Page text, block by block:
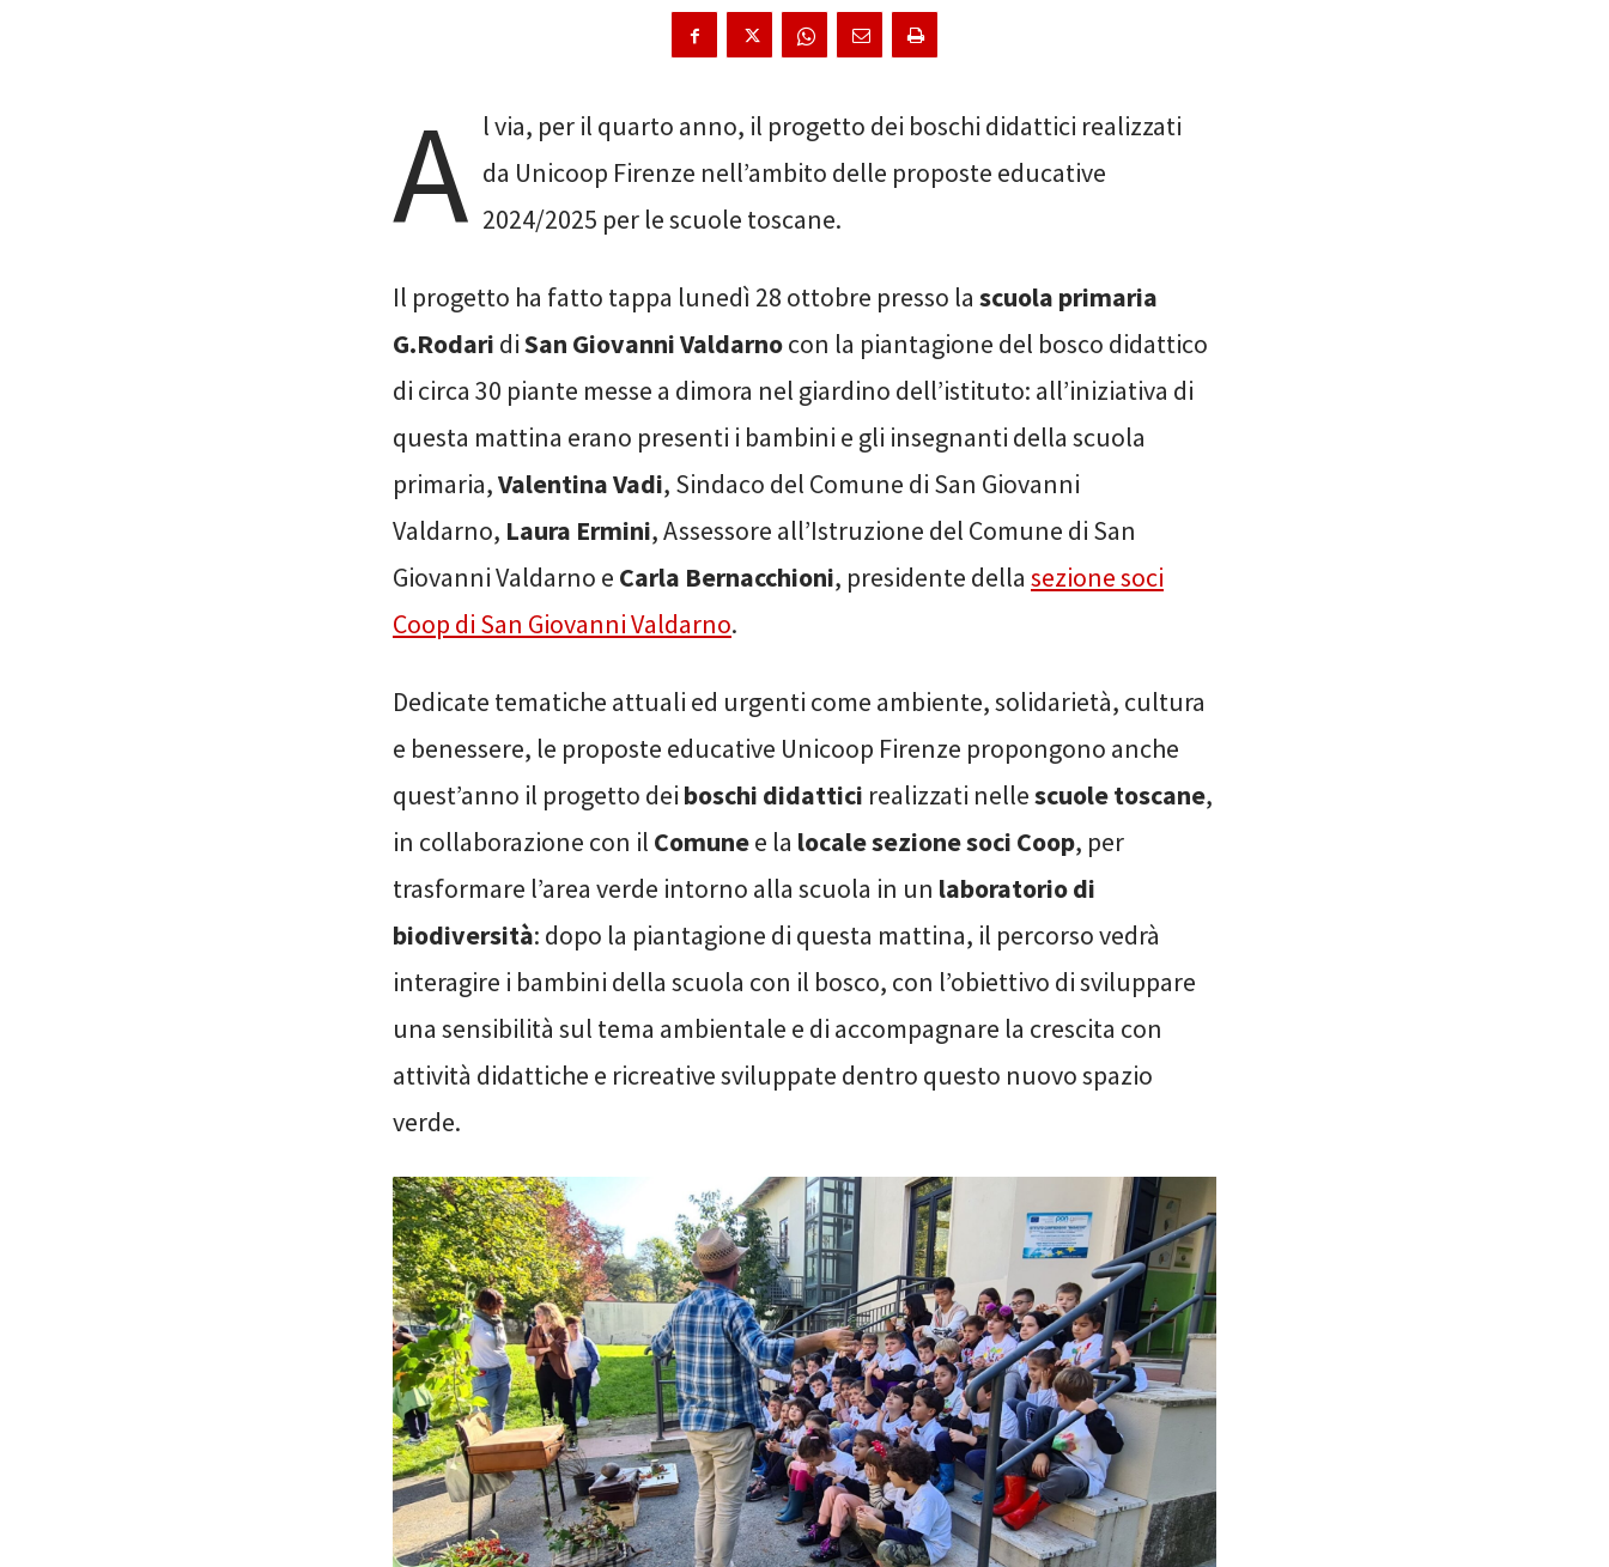
A l via, per il quarto anno, il progetto dei boschi didattici realizzati
da Unicoop Firenze nell’ambito delle proposte educative
2024/2025 per le scuole toscane.
Il progetto ha fatto tappa lunedì 28 ottobre presso la scuola primaria
G.Rodari diSan Giovanni Valdarnocon la piantagione del bosco didattico
di circa 30 piante messe a dimora nel giardino dell’istituto: all’iniziativa di
questa mattina erano presenti i bambini e gli insegnanti della scuola
primaria,Valentina Vadi, Sindaco del Comune di San Giovanni
Valdarno, Laura Ermini, Assessore all’Istruzione del Comune di San
Giovanni Valdarno e Carla Bernacchioni, presidente della sezione soci
Coop di San Giovanni Valdarno.
Dedicate tematiche attuali ed urgenti come ambiente, solidarietà, cultura
e benessere, le proposte educative Unicoop Firenze propongono anche
quest’anno il progetto dei boschi didattici realizzati nellescuole toscane,
in collaborazione con il Comunee la locale sezione soci Coop, per
trasformare l’area verde intorno alla scuola in un laboratorio di
biodiversità: dopo la piantagione di questa mattina, il percorso vedrà
interagire i bambini della scuola con il bosco, con l’obiettivo di sviluppare
una sensibilità sul tema ambientale e di accompagnare la crescita con
attività didattiche e ricreative sviluppate dentro questo nuovo spazio
verde.